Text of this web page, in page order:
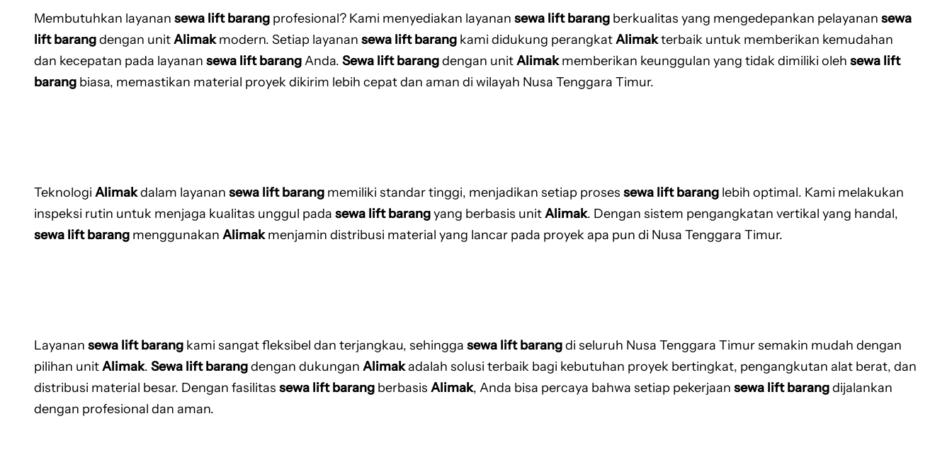
Membutuhkan layanan sewa lift barang profesional? Kami menyediakan layanan sewa lift barang berkualitas yang mengedepankan pelayanan sewa
lift barangdengan unitAlimakmodern. Setiap layanan sewa lift barang kami didukung perangkatAlimakterbaik untuk memberikan kemudahan
dan kecepatan pada layanan sewa lift barangAnda. Sewa lift barangdengan unitAlimakmemberikan keunggulan yang tidak dimiliki oleh sewa lift
barang biasa, memastikan material proyek dikirim lebih cepat dan aman di wilayah Nusa Tenggara Timur.
Teknologi Alimakdalam layanan sewa lift barang memiliki standar tinggi, menjadikan setiap proses sewa lift barang lebih optimal. Kami melakukan
inspeksi rutin untuk menjaga kualitas unggul pada sewa lift barangyang berbasis unitAlimak. Dengan sistem pengangkatan vertikal yang handal,
sewa lift barang menggunakan Alimakmenjamin distribusi material yang lancar pada proyek apa pun di Nusa Tenggara Timur.
Layanan sewa lift barang kami sangat fleksibel dan terjangkau, sehingga sewa lift barangdi seluruh Nusa Tenggara Timur semakin mudah dengan
pilihan unitAlimak. Sewa lift barangdengan dukungan Alimakadalah solusi terbaik bagi kebutuhan proyek bertingkat, pengangkutan alat berat, dan
distribusi material besar. Dengan fasilitas sewa lift barang berbasis Alimak, Anda bisa percaya bahwa setiap pekerjaan sewa lift barangdijalankan
dengan profesional dan aman.